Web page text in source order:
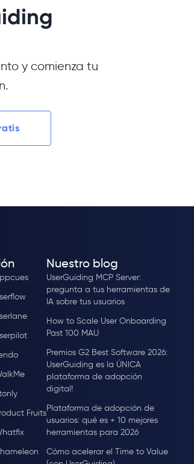
y comienza tu
Fruits
Nuestro blog
UserGuiding MCP Server:
pregunta a tus herramientas de
IA sobre tus usuarios
How to Scale User Onboarding
Past 100 MAU
Premios G2 Best Software 2026:
UserGuiding es la ÚNICA
plataforma de adopción
digital!
Plataforma de adopción de
usuarios: qué es + 10 mejores
herramientas para 2026
Cómo acelerar el Time to Value